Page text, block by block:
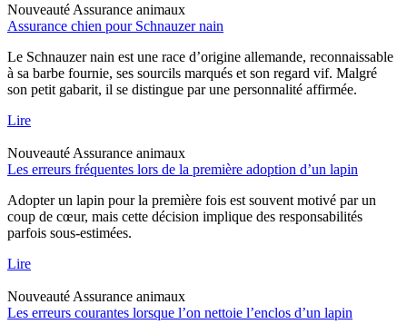
Nouveauté Assurance animaux
Assurance chien pour Schnauzer nain
Le Schnauzer nain est une race d’origine allemande, reconnaissable
à sa barbe fournie, ses sourcils marqués et son regard vif. Malgré
son petit gabarit, il se distingue par une personnalité affirmée.
Lire
Nouveauté Assurance animaux
Les erreurs fréquentes lors de la première adoption d’un lapin
Adopter un lapin pour la première fois est souvent motivé par un
coup de cœur, mais cette décision implique des responsabilités
parfois sous-estimées.
Lire
Nouveauté Assurance animaux
Les erreurs courantes lorsque l’on nettoie l’enclos d’un lapin